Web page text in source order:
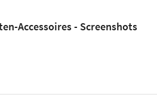
Accessoires - Screenshots